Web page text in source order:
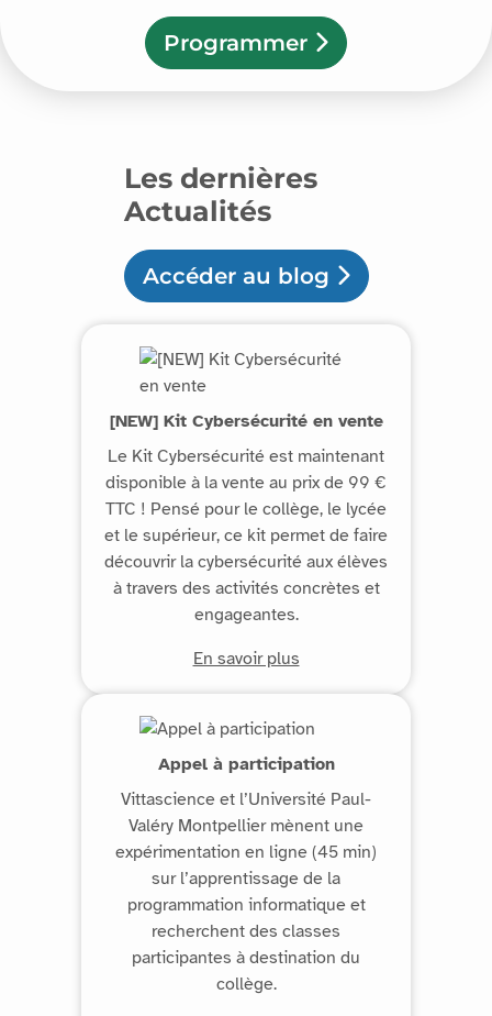
Programmer
Les dernières
Actualités
Accéder au blog
[NEW] Kit Cybersécurité en vente
Le Kit Cybersécurité est maintenant
disponible à la vente au prix de 99 €
TTC ! Pensé pour le collège, le lycée
et le supérieur, ce kit permet de faire
découvrir la cybersécurité aux élèves
à travers des activités concrètes et
engageantes.
En savoir plus
Appel à participation
Vittascience et l’Université Paul-
Valéry Montpellier mènent une
expérimentation en ligne (45 min)
sur l’apprentissage de la
programmation informatique et
recherchent des classes
participantes à destination du
collège.